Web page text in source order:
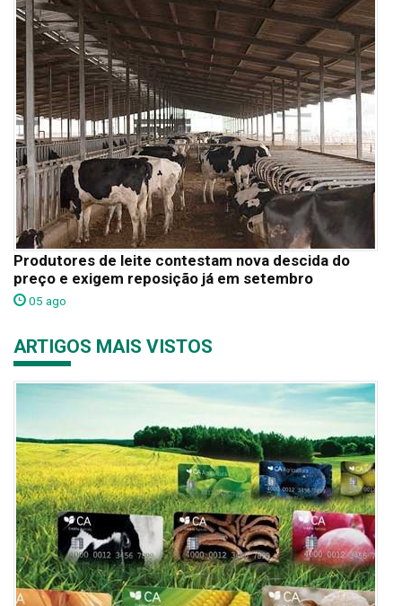
Produtores de leite contestam nova descida do
preço e exigem reposição já em setembro
05 ago
ARTIGOS MAIS VISTOS